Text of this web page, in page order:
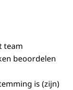
team
beoordelen
is (zijn)